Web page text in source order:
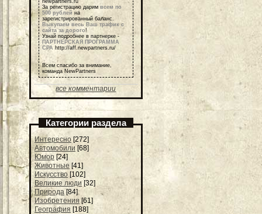
newpartners.ru
За регистрацию дарим всем по
500 рублей на
зарегистрированный баланс.
Выкупаем весь Ваш трафик с
сайта за дорого!
Узнай подробнее в партнерке -
ПАРТНЕРСКАЯ ПРОГРАММА
СРА http://aff.newpartners.ru/
Всем спасибо за внимание,
команда NewPartners
все комментарии
Категории раздела
Интересно [272]
Автомобили [68]
Юмор [24]
Животные [41]
Искусство [102]
Великие люди [32]
Природа [84]
Изобретения [61]
География [188]